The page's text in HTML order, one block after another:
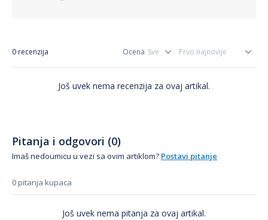
0 recenzija Ocena
Još uvek nema recenzija za ovaj artikal.
Pitanja i odgovori (0)
Imaš nedoumicu u vezi sa ovim artiklom? Postavi pitanje
0 pitanja kupaca
Još uvek nema pitanja za ovaj artikal.